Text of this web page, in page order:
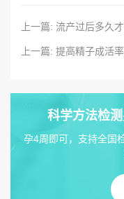
上一篇: 流产过后多久
上一篇: 提高精子成活
科学方法检
孕4周即可，支持全国